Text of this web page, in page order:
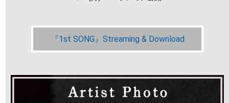
『1st SONG』Streaming & Download